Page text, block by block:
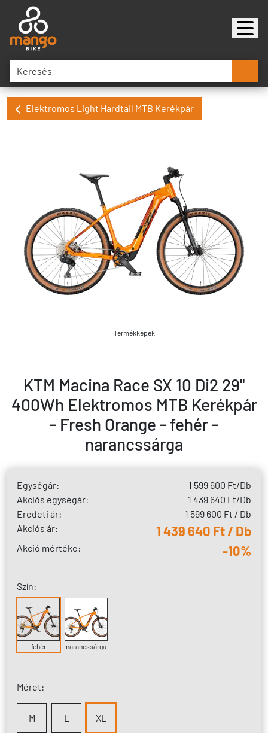
Elektromos Light Hardtail MTB Kerékpár
Termékképek
KTM Macina Race SX 10 Di2 29"
400Wh Elektromos MTB Kerékpár
- Fresh Orange - fehér -
narancssárga
Egységár: 1 599 600 Ft/Db
Akciós egységár:
1 439 640 Ft/Db
Eredeti ár:
1 599 600 Ft / Db
Akciós ár:
1 439 640 Ft / Db
Akció mértéke: -10%
Szín:
fehér narancssárga
Méret:
M L XL